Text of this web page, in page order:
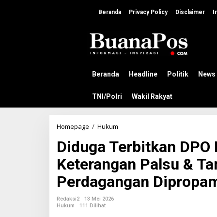
e
Beranda Privacy Policy Disclaimer
Beranda Headline Politik News
TNI/Polri Wakil Rakyat
Homepage / Hukum
d
u
g
a
T
e
Diduga Terbitkan
Keterangan Palsu &
Perdagangan
Redaksi2
13 Mei 2026
Hukum
111 Dilihat